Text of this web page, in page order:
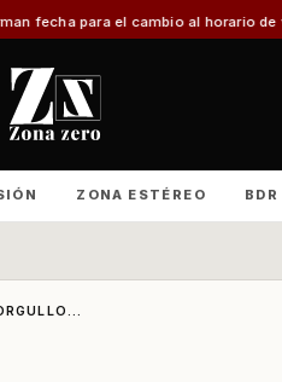
cambio al horario de verano Con
ZONA ESTÉREO BDR